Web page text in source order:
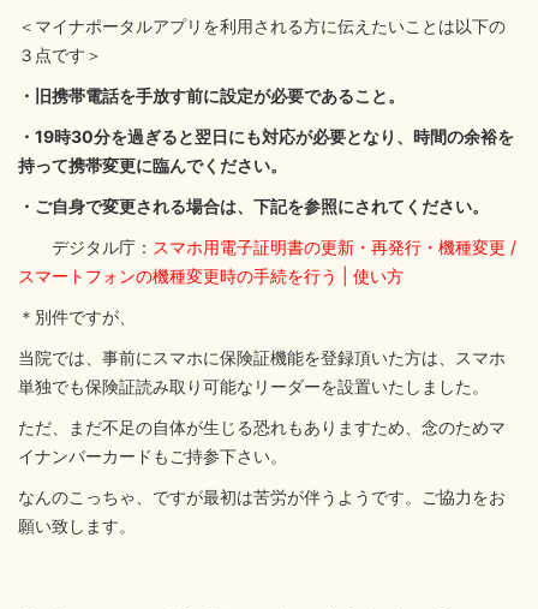
＜マイナポータルアプリを利用される方に伝えたいことは以下の
３点です＞
・旧携帯電話を手放す前に設定が必要であること。
・19時30分を過ぎると翌日にも対応が必要となり、時間の余裕を
持って携帯変更に臨んでください。
・ご自身で変更される場合は、下記を参照にされてください。
デジタル庁： スマホ用電子証明書の更新・再発行・機種変更 /
スマートフォンの機種変更時の手続を行う | 使い方
＊別件ですが、
当院では、事前にスマホに保険証機能を登録頂いた方は、スマホ
単独でも保険証読み取り可能なリーダーを設置いたしました。
ただ、まだ不足の自体が生じる恐れもありますため、念のためマ
イナンバーカードもご持参下さい。
なんのこっちゃ、ですが最初は苦労が伴うようです。ご協力をお
願い致します。